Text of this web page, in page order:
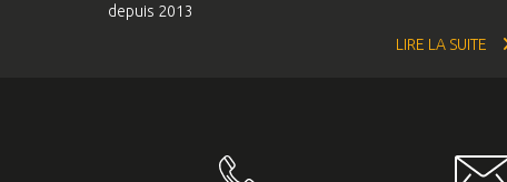
depuis 2013
LIRE LA SUITE